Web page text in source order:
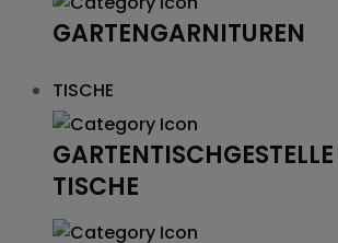
GARTENGARNITUREN
TISCHE
TISCHE